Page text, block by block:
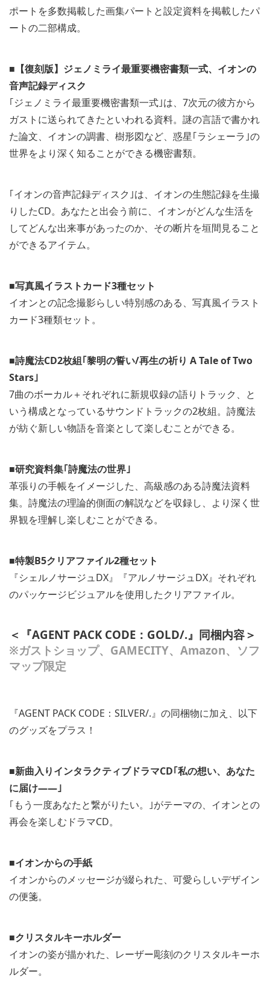
ポートを多数掲載した画集パートと設定資料を掲載したパ
ートの二部構成。
■【復刻版】ジェノミライ最重要機密書類一式、イオンの
音声記録ディスク
｢ジェノミライ最重要機密書類一式｣は、7次元の彼方から
ガストに送られてきたといわれる資料。謎の言語で書かれ
た論文、イオンの調書、樹形図など、惑星｢ラシェーラ｣の
世界をより深く知ることができる機密書類。
｢イオンの音声記録ディスク｣は、イオンの生態記録を生撮
りしたCD。あなたと出会う前に、イオンがどんな生活を
してどんな出来事があったのか、その断片を垣間見ること
ができるアイテム。
■写真風イラストカード3種セット
イオンとの記念撮影らしい特別感のある、写真風イラスト
カード3種類セット。
■詩魔法CD2枚組｢黎明の誓い/再生の祈り A Tale of Two
Stars｣
7曲のボーカル＋それぞれに新規収録の語りトラック、と
いう構成となっているサウンドトラックの2枚組。詩魔法
が紡ぐ新しい物語を音楽として楽しむことができる。
■研究資料集｢詩魔法の世界｣
革張りの手帳をイメージした、高級感のある詩魔法資料
集。詩魔法の理論的側面の解説などを収録し、より深く世
界観を理解し楽しむことができる。
■特製B5クリアファイル2種セット
『シェルノサージュDX』『アルノサージュDX』それぞれ
のパッケージビジュアルを使用したクリアファイル。
＜『AGENT PACK CODE：GOLD/.』同梱内容＞
※ガストショップ、GAMECITY、Amazon、ソフ
マップ限定
『AGENT PACK CODE：SILVER/.』の同梱物に加え、以下
のグッズをプラス！
■新曲入りインタラクティブドラマCD｢私の想い、あなた
に届け――｣
｢もう一度あなたと繋がりたい。｣がテーマの、イオンとの
再会を楽しむドラマCD。
■イオンからの手紙
イオンからのメッセージが綴られた、可愛らしいデザイン
の便箋。
■クリスタルキーホルダー
イオンの姿が描かれた、レーザー彫刻のクリスタルキーホ
ルダー。